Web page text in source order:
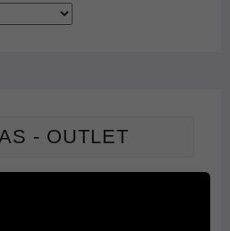
- OUTLET
Essensity Schwarkopf